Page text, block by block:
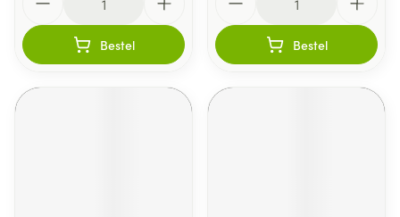
Bestel Bestel